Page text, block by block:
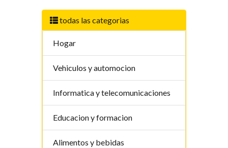
todas las categorias
Hogar
Vehiculos y automocion
Informatica y telecomunicaciones
Educacion y formacion
Alimentos y bebidas